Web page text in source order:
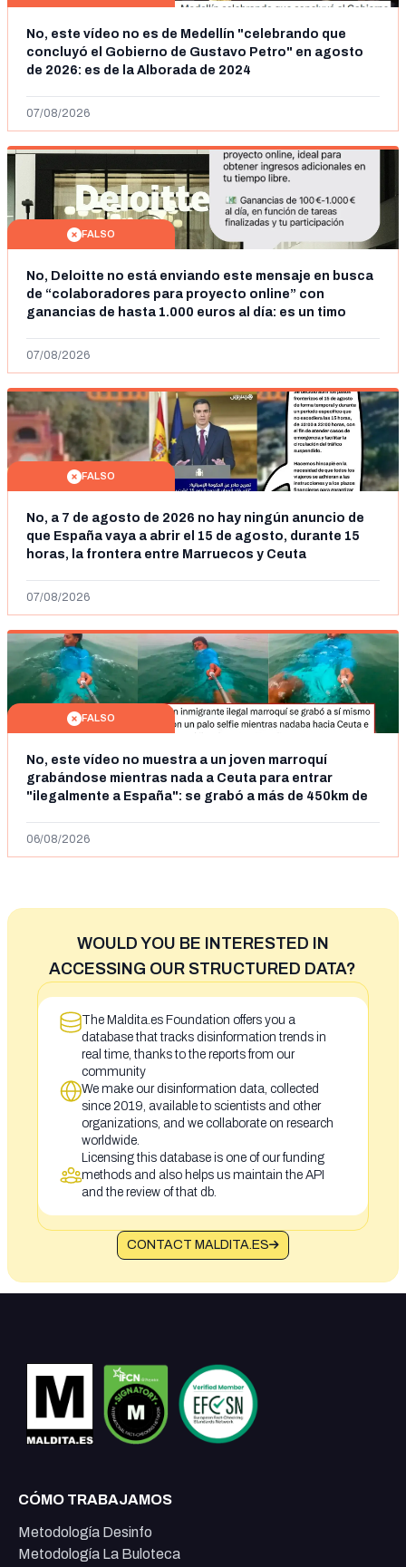
No, este vídeo no es de Medellín "celebrando que
concluyó el Gobierno de Gustavo Petro" en agosto
de 2026: es de la Alborada de 2024
07/08/2026
FALSO
No, Deloitte no está enviando este mensaje en busca
de “colaboradores para proyecto online” con
ganancias de hasta 1.000 euros al día: es un timo
07/08/2026
FALSO
No, a 7 de agosto de 2026 no hay ningún anuncio de
que España vaya a abrir el 15 de agosto, durante 15
horas, la frontera entre Marruecos y Ceuta
07/08/2026
FALSO
No, este vídeo no muestra a un joven marroquí
grabándose mientras nada a Ceuta para entrar
"ilegalmente a España": se grabó a más de 450km de
06/08/2026
WOULD YOU BE INTERESTED IN
ACCESSING OUR STRUCTURED DATA?
The Maldita.es Foundation offers you a
database that tracks disinformation trends in
real time, thanks to the reports from our
community
We make our disinformation data, collected
since 2019, available to scientists and other
organizations, and we collaborate on research
worldwide.
Licensing this database is one of our funding
methods and also helps us maintain the API
and the review of that db.
CONTACT MALDITA.ES
CÓMO TRABAJAMOS
Metodología Desinfo
Metodología La Buloteca